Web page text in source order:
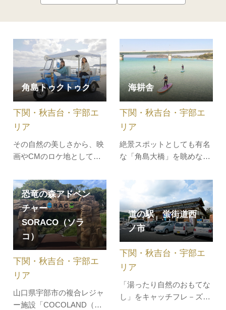
角島トゥクトゥク
その自然の美しさから、映
画やCMのロケ地としても
気分が味わえるトゥクトゥ
クでドライブをしません
か。角島の風をダイレクト
に感じながら、さわやかに
橋を疾走することができま
す。＼地元ライタートゥク
下関・秋吉台・宇部エ
リア
海耕舎
絶景スポットとしても有名
な「角島大橋」を眺めなが
リンアクティビティを思い
っきり楽しみませんか？
「海耕舎」にはＳＵＰ・水
上サイクリング・クリアカ
ヤック・サーフィン・トー
イングなど豊富なメニュー
が用意されているので、角
島周辺でマ…
下関・秋吉台・宇部エ
リア
恐竜の森アドベン
チャー
SORACO（ソラ
コ）
山口県宇部市の複合レジャ
ー施設「COCOLAND（コ
下関・秋吉台・宇部エ
リア
道の駅 蛍街道西
ノ市
「湯ったり自然のおもてな
し」をキャッチフレ－ズ
下関・秋吉台・宇部エ
リア